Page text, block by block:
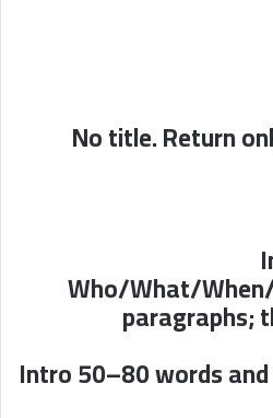
. No title. Return
Who/What/
paragraphs;
– Intro 50–80 words